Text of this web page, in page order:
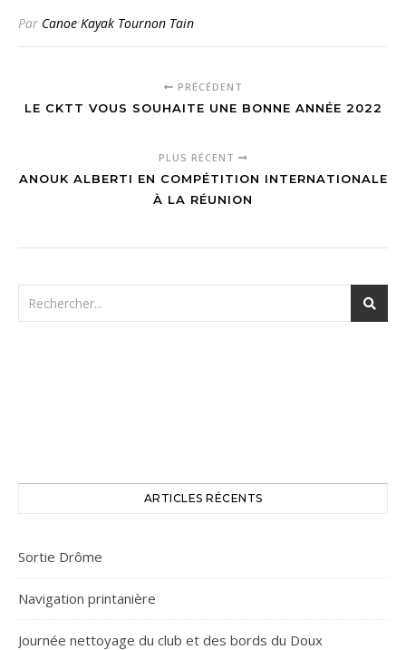
Par Canoe Kayak Tournon Tain
PRÉCÉDENT
LE CKTT VOUS SOUHAITE UNE BONNE ANNÉE 2022
PLUS RÉCENT
ANOUK ALBERTI EN COMPÉTITION INTERNATIONALE
À LA RÉUNION
ARTICLES RÉCENTS
Sortie Drôme
Navigation printanière
Journée nettoyage du club et des bords du Doux